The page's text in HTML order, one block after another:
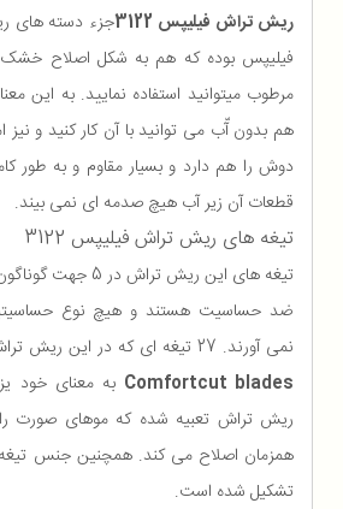
ریش تراش فیلیپس 3122
فیلیپس بوده که هم به شکل اصلاح
مرطوب میتوانید استفاده نمایید. به این
هم بدون آّب می توانید با آن کار کنید و نیز
دوش را هم دارد و بسیار مقاوم و به طور
قطعات آن زیر آب هیچ صدمه ای نمی بیند.
تیغه های ریش تراش فیلیپس 3122
تیغه های این ریش
ضد حساسیت هستند و هیچ نوع
نمی آورند. 27 تیغه ای که در این ریش تراش استفاده شده از نوع
Comfortcut blades به معنای خود
ریش تراش تعبیه شده که موهای صورت
همزمان اصلاح می کند. همچنین جنس
تشکیل شده است.